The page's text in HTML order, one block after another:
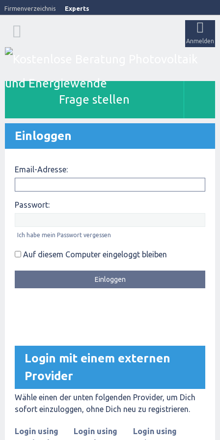
Firmenverzeichnis Experts
Anmelden
Frage stellen
Einloggen
Email-Adresse:
Passwort:
Ich habe mein Passwort vergessen
Auf diesem Computer eingeloggt bleiben
Login mit einem externen
Provider
Wähle einen der unten folgenden Provider, um Dich
sofort einzuloggen, ohne Dich neu zu registrieren.
Login using
Login using
Login using